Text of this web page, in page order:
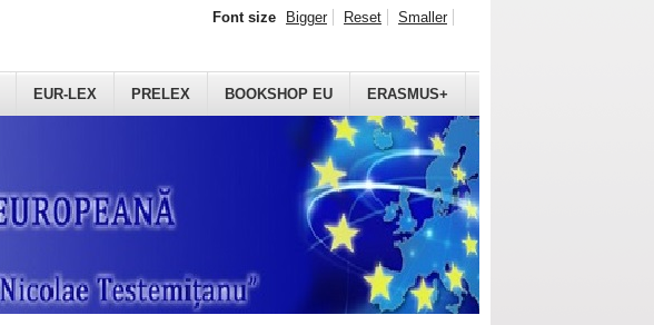
EUR-LEX PRELEX BOOKSHOP EU ERASMUS+
Font size Bigger Reset Smaller